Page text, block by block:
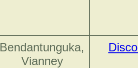
Bendantunguka,
Vianney